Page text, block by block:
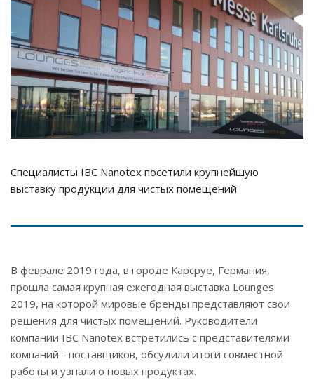
Специалисты IBC Nanotex посетили крупнейшую
выставку продукции для чистых помещений
В феврале 2019 года, в городе Карсруе, Германия,
прошла самая крупная ежегодная выставка Lounges
2019, на которой мировые бренды представляют свои
решения для чистых помещений. Руководители
компании IBC Nanotex встретились с представителями
компаний - поставщиков, обсудили итоги совместной
работы и узнали о новых продуктах.